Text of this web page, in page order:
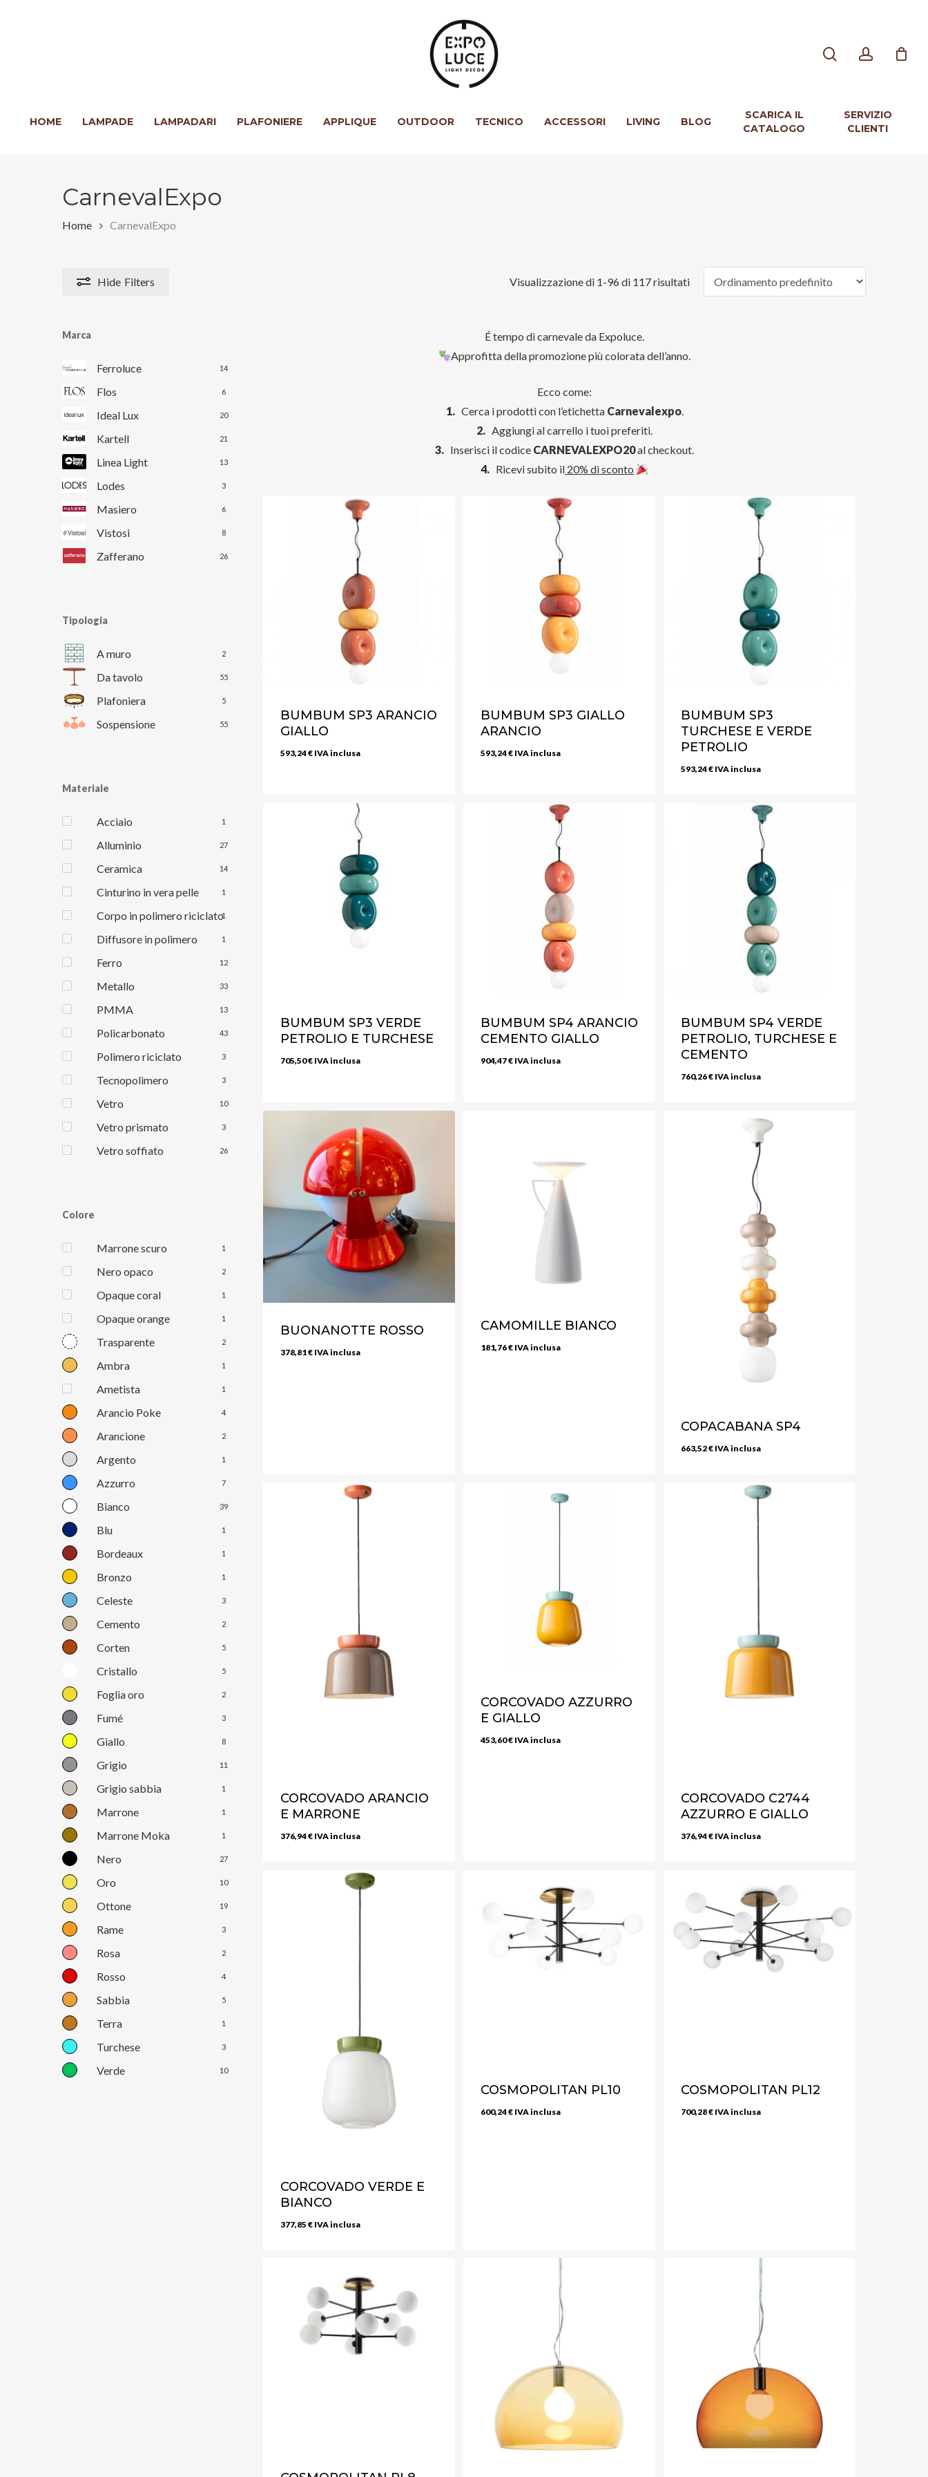
Clicca INVIO per cercare o ESC per chiudere
HOME LAMPADE LAMPADARI PLAFONIERE APPLIQUE OUTDOOR TECNICO ACCESSORI LIVING BLOG
SCARICA IL
CATALOGO
SERVIZIO
CLIENTI
CarnevalExpo
Home CarnevalExpo
Hide Filters Visualizzazione di 1-96 di 117 risultati
Marca
Ferroluce 14
Flos 6
Ideal Lux 20
Kartell 21
Linea Light 13
Lodes 3
Masiero 6
Vistosi 8
Zafferano 26
Tipologia
A muro 2
Da tavolo 55
Plafoniera 5
Sospensione 55
Materiale
Acciaio 1
Alluminio 27
Ceramica 14
Cinturino in vera pelle 1
Corpo in polimero riciclato1
Diffusore in polimero 1
Ferro 12
Metallo 33
PMMA 13
Policarbonato 43
Polimero riciclato 3
Tecnopolimero 3
Vetro 10
Vetro prismato 3
Vetro soffiato 26
Colore
Marrone scuro 1
Nero opaco 2
Opaque coral 1
Opaque orange 1
Trasparente 2
Ambra 1
Ametista 1
Arancio Poke 4
Arancione 2
Argento 1
Azzurro 7
Bianco 39
Blu 1
Bordeaux 1
Bronzo 1
Celeste 3
Cemento 2
Corten 5
Cristallo 5
Foglia oro 2
Fumé 3
Giallo 8
Grigio 11
Grigio sabbia 1
Marrone 1
Marrone Moka 1
Nero 27
Oro 10
Ottone 19
Rame 3
Rosa 2
Rosso 4
Sabbia 5
Terra 1
Turchese 3
Verde 10
É tempo di carnevale da Expoluce.
Approfitta della promozione più colorata dell’anno.
Ecco come:
1. Cerca i prodotti con l’etichetta Carnevalexpo.
2. Aggiungi al carrello i tuoi preferiti.
3. Inserisci il codice CARNEVALEXPO20al checkout.
4. Ricevi subito il20% di sconto
BUMBUM SP3 ARANCIO
GIALLO
593,24€ IVA inclusa
BUMBUM SP3 GIALLO
ARANCIO
593,24€ IVA inclusa
BUMBUM SP3
TURCHESE E VERDE
PETROLIO
593,24€ IVA inclusa
BUMBUM SP3 VERDE
PETROLIO E TURCHESE
705,50€ IVA inclusa
BUMBUM SP4 ARANCIO
CEMENTO GIALLO
904,47€ IVA inclusa
BUMBUM SP4 VERDE
PETROLIO, TURCHESE E
CEMENTO
760,26€ IVA inclusa
BUONANOTTE ROSSO
378,81€ IVA inclusa
CAMOMILLE BIANCO
181,76€ IVA inclusa
COPACABANA SP4
663,52€ IVA inclusa
CORCOVADO ARANCIO
E MARRONE
376,94€ IVA inclusa
CORCOVADO AZZURRO
E GIALLO
453,60€ IVA inclusa
CORCOVADO C2744
AZZURRO E GIALLO
376,94€ IVA inclusa
CORCOVADO VERDE E
BIANCO
377,85 € IVA inclusa
COSMOPOLITAN PL10
600,24€ IVA inclusa
COSMOPOLITAN PL12
700,28€ IVA inclusa